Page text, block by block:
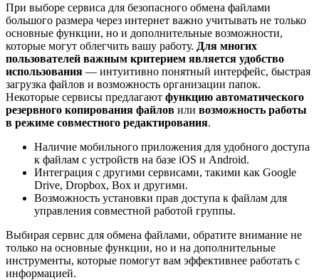
При выборе сервиса для безопасного обмена файлами
большого размера через интернет важно учитывать не только
основные функции, но и дополнительные возможности,
которые могут облегчить вашу работу. Для многих
пользователей важным критерием является удобство
использования — интуитивно понятный интерфейс, быстрая
загрузка файлов и возможность организации папок.
Некоторые сервисы предлагают функцию автоматического
резервного копирования файлов или возможность работы
в режиме совместного редактирования.
Наличие мобильного приложения для удобного доступа
к файлам с устройств на базе iOS и Android.
Интеграция с другими сервисами, такими как Google
Drive, Dropbox, Box и другими.
Возможность установки прав доступа к файлам для
управления совместной работой группы.
Выбирая сервис для обмена файлами, обратите внимание не
только на основные функции, но и на дополнительные
инструменты, которые помогут вам эффективнее работать с
информацией.